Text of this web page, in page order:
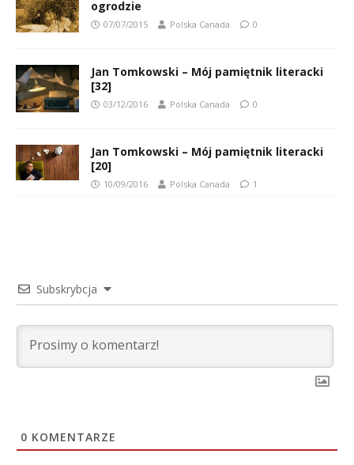
ogrodzie
07/07/2015 Polska Canada 0
Jan Tomkowski – Mój pamiętnik literacki
[32]
03/12/2016 Polska Canada 0
Jan Tomkowski – Mój pamiętnik literacki
[20]
10/09/2016 Polska Canada 1
Subskrybcja
0 KOMENTARZE